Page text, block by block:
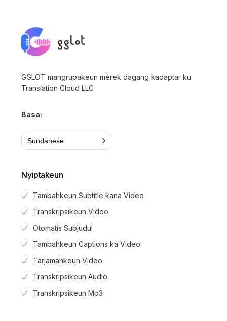
GGLOT mangrupakeun mérek dagang kadaptar ku
Translation Cloud LLC
Basa:
Sundanese
Nyiptakeun
Tambahkeun Subtitle kana Video
Transkripsikeun Video
Otomatis Subjudul
Tambahkeun Captions ka Video
Tarjamahkeun Video
Transkripsikeun Audio
Transkripsikeun Mp3